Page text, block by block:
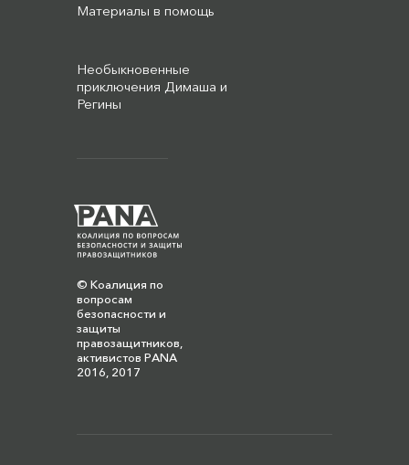
© Коалиция по
вопросам
безопасности и
защиты
правозащитников,
активистов PANA
2016, 2017
Материалы в помощь
Необыкновенные
приключения Димаша и
Регины